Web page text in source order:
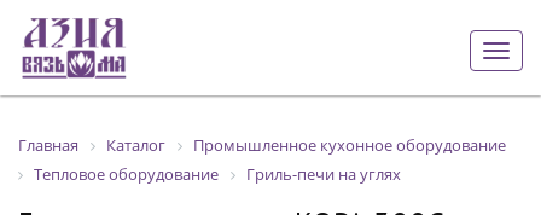
Главная Каталог
Промышленное кухонное оборудование
Тепловое оборудование
Гриль-печи на углях